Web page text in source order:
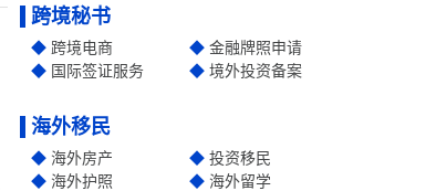
跨境秘书
跨境电商
金融牌照申请
国际签证服务
境外投资备案
海外移民
海外房产
投资移民
海外护照
海外留学